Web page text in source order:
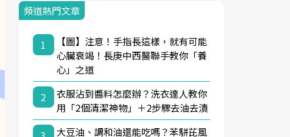
頻道熱門文章
1
【圖】注意！手指長這樣，就有可能
心臟衰竭！長庚中西醫聯手教你「養
心」之道
2
衣服沾到醬料怎麼辦？洗衣達人教你
用「2個清潔神物」＋2步驟去油去漬
大豆油、調和油還能吃嗎？苯駢芘風